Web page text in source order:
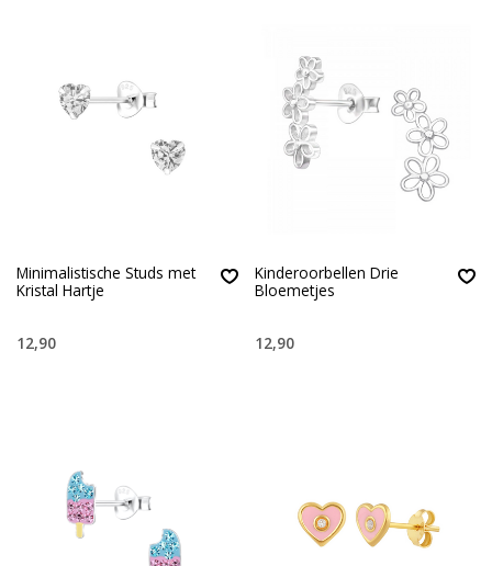
Minimalistische Studs met
Kristal Hartje
12,90
Kinderoorbellen Drie
Bloemetjes
12,90